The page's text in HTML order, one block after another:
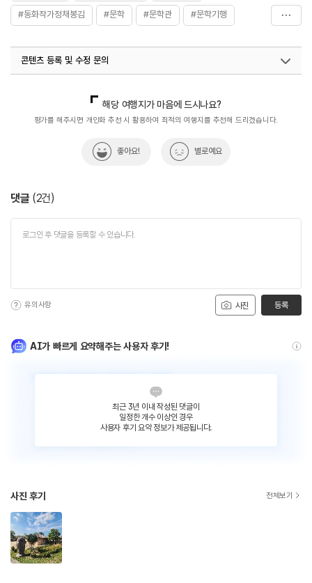
#동화작가정채봉김 #문학 #문학관 #문학기행
#순천가볼만한곳 #순천만정원
#아이와함께 #전남광주통합특별시_여행
#전시품
콘텐츠 등록 및 수정 문의
해당 여행지가 마음에 드시나요?
평가를 해주시면 개인화 추천 시 활용하여 최적의 여행지를 추천해 드리겠습니다.
좋아요! 별로예요
댓글 (2건)
사진
유의사항 등록
AI가 빠르게 요약해주는 사용자 후기!
최근 3년 이내 작성된 댓글이
일정한 개수 이상인 경우
사용자 후기 요약 정보가 제공됩니다.
사진 후기 전체보기